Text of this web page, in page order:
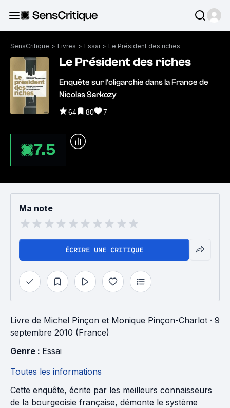
SensCritique > Livres > Essai > Le Président des riches
Le Président des riches
Enquête sur l'oligarchie dans la France de
Nicolas Sarkozy
64 80 7
7.5
Ma note
ÉCRIRE UNE CRITIQUE
Livre de Michel Pinçon et Monique Pinçon-Charlot · 9
septembre 2010 (France)
Genre : Essai
Toutes les informations
Cette enquête, écrite par les meilleurs connaisseurs
de la bourgeoisie française, démonte le système